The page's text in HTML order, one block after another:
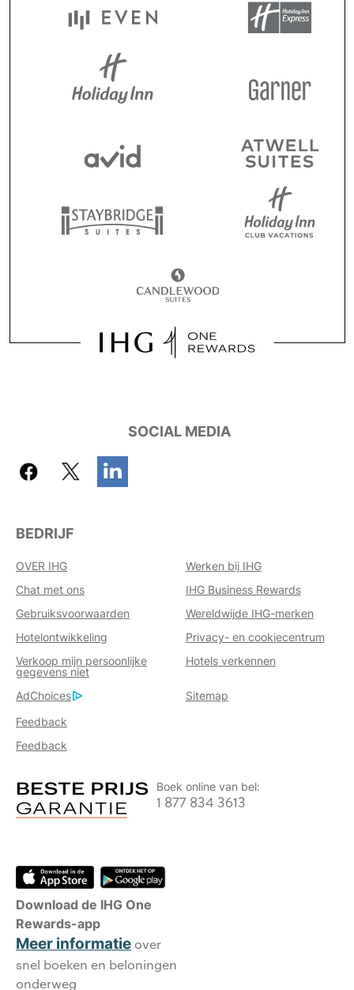
SOCIAL MEDIA
BEDRIJF
OVER IHG
Werken bij IHG
Chat met ons
IHG Business Rewards
Gebruiksvoorwaarden
Wereldwijde IHG-merken
Hotelontwikkeling
Privacy- en cookiecentrum
Verkoop mijn persoonlijke
gegevens niet
Hotels verkennen
AdChoices
Sitemap
Feedback
Feedback
Boek online van bel:
1 877 834 3613
Download de IHG One
Rewards-app
Meer informatie over
snel boeken en beloningen
onderweg